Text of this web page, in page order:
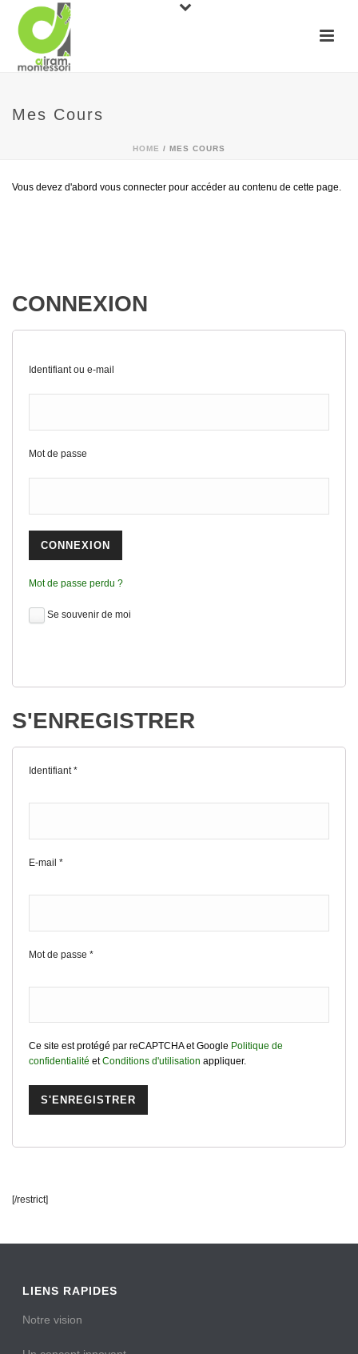
Mes Cours
HOME / MES COURS
Vous devez d'abord vous connecter pour accéder au contenu de cette page.
CONNEXION
Identifiant ou e-mail
Mot de passe
Mot de passe perdu ?
Se souvenir de moi
S'ENREGISTRER
Identifiant*
E-mail *
Mot de passe *
Ce site est protégé par reCAPTCHA et Google Politique de
confidentialité etConditions d'utilisation appliquer.
[/restrict]
LIENS RAPIDES
Notre vision